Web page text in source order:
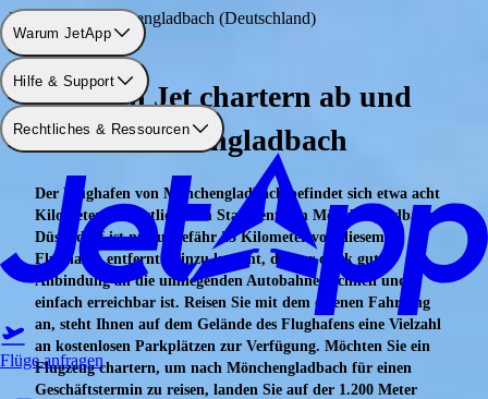
Warum JetApp
Hilfe & Support
Rechtliches & Ressourcen
Flüge anfragen
Flughafen: Mönchengladbach (Deutschland)
Privaten Jet chartern ab und
nach Mönchengladbach
Der Flughafen von Mönchengladbach befindet sich etwa acht
Kilometer nordöstlich vom Stadtzentrum Mönchengladbachs.
Düsseldorf ist nur ungefähr 25 Kilometer von diesem
Flughafen entfernt. Hinzu kommt, dass er dank guter
Anbindung an die umliegenden Autobahnen schnell und
einfach erreichbar ist. Reisen Sie mit dem eigenen Fahrzeug
an, steht Ihnen auf dem Gelände des Flughafens eine Vielzahl
an kostenlosen Parkplätzen zur Verfügung. Möchten Sie ein
Flugzeug chartern, um nach Mönchengladbach für einen
Geschäftstermin zu reisen, landen Sie auf der 1.200 Meter